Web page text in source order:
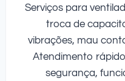
Serviços para
troca de
vibrações, mau
Atendimento
segurança,